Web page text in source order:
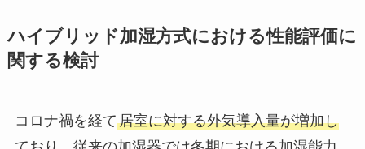
ハイブリッド加湿方式における性能評価に
関する検討
コロナ禍を経て居室に対する外気導入量が増加し